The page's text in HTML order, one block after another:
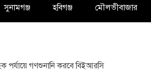
সুনামগঞ্জ হবিগঞ্জ মৌলভীবাজার
পর্যায়ে গণশুনানি করবে বিইআরসি